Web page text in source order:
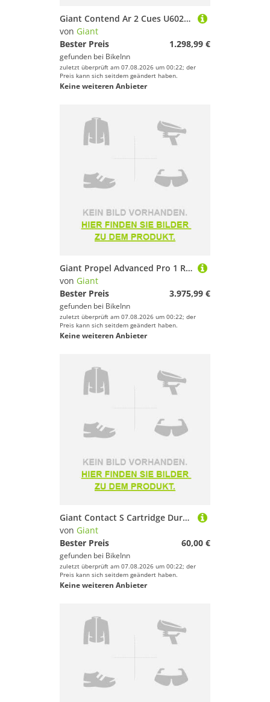
Giant Contend Ar 2 Cues U6020-10 2026 Road Bike Blau M
von Giant
Bester Preis
1.298,99 €
gefunden bei BikeInn
zuletzt überprüft am 07.08.2026 um 00:22; der
Preis kann sich seitdem geändert haben.
Keine weiteren Anbieter
Giant Propel Advanced Pro 1 Rival Axs 2026 Road Bike Blau L
von Giant
Bester Preis
3.975,99 €
gefunden bei BikeInn
zuletzt überprüft am 07.08.2026 um 00:22; der
Preis kann sich seitdem geändert haben.
Keine weiteren Anbieter
Giant Contact S Cartridge Durchsichtig 455 mm
von Giant
Bester Preis
60,00 €
gefunden bei BikeInn
zuletzt überprüft am 07.08.2026 um 00:22; der
Preis kann sich seitdem geändert haben.
Keine weiteren Anbieter